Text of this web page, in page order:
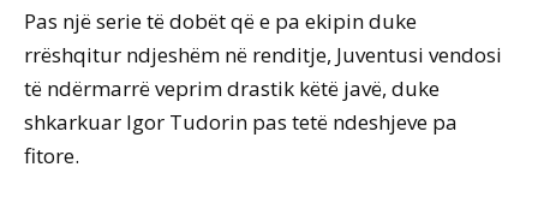
Pas një serie të dobët që e pa ekipin duke
rrëshqitur ndjeshëm në renditje, Juventusi vendosi
të ndërmarrë veprim drastik këtë javë, duke
shkarkuar Igor Tudorin pas tetë ndeshjeve pa
fitore.